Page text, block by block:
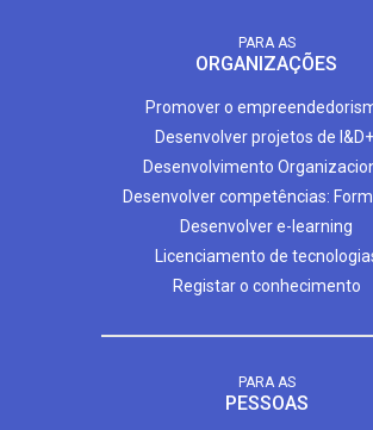
PARA AS
ORGANIZAÇÕES
Promover o
Desenvolver projetos de I&D+I
Desenvolvimento
Desenvolver competências:
Desenvolver e-learning
Licenciamento de
Registar o conhecimento
PARA AS
PESSOAS